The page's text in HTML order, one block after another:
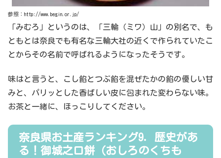
参照：http://www.begin.or.jp/
「みむろ」というのは、「三輪（ミワ）山」の別名で、も
ともとは奈良でも有名な三輪大社の近くで作られていたこ
とからその名前で呼ばれるようになったそうです。
味はと言うと、こし餡とつぶ餡を混ぜたかの餡の優しい甘
みと、パリッとした香ばしい皮に包まれた変わらない味。
お茶と一緒に、ほっこりしてください。
奈良県お土産ランキング9．歴史があ
る！御城之口餅（おしろのくちも